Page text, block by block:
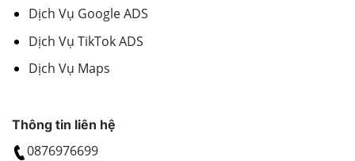
Dịch Vụ Google ADS
Dịch Vụ TikTok ADS
Dịch Vụ Maps
Thông tin liên hệ
0876976699